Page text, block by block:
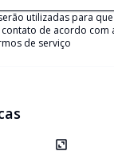
utilizadas para
de acordo com
de serviço